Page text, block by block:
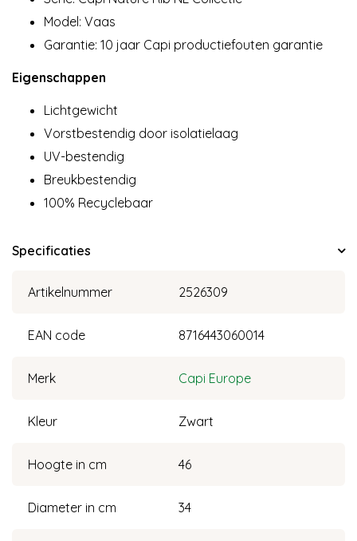
Model: Vaas
Garantie: 10 jaar Capi productiefouten garantie
Eigenschappen
Lichtgewicht
Vorstbestendig door isolatielaag
UV-bestendig
Breukbestendig
100% Recyclebaar
Specificaties
Artikelnummer 2526309
EAN code 8716443060014
Merk Capi Europe
Kleur Zwart
Hoogte in cm 46
Diameter in cm 34